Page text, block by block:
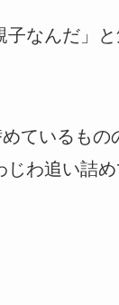
なんだ」
ているも
わ追い詰